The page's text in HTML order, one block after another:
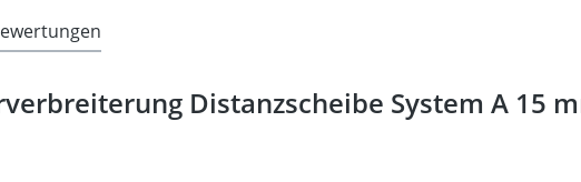
Distanzscheibe System A 15